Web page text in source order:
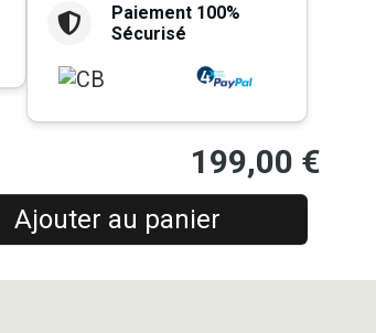
Paiement 100%
Sécurisé
199,00 €
Ajouter au panier